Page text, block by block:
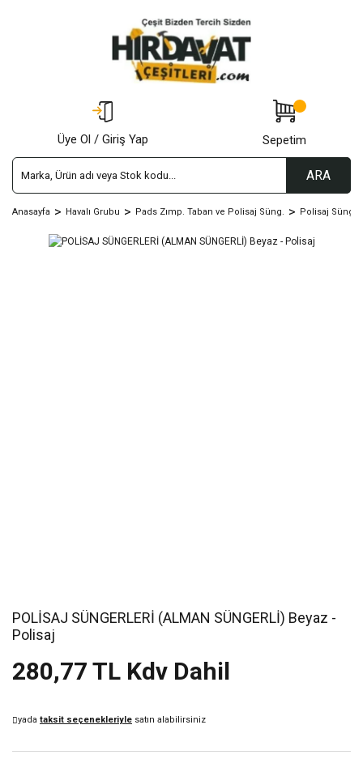
ARA
Üye Ol / Giriş Yap Sepetim
Anasayfa Havalı Grubu Pads Zımp. Taban ve Polisaj Süng. Polisaj
POLİSAJ SÜNGERLERİ (ALMAN SÜNGERLİ) Beyaz -
Polisaj
280,77 TL Kdv Dahil
yada taksit seçenekleriyle satın alabilirsiniz